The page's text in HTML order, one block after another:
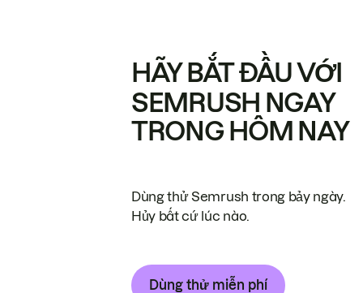
HÃY BẮT ĐẦU VỚI
SEMRUSH NGAY
TRONG HÔM NAY
Dùng thử Semrush trong bảy ngày.
Hủy bất cứ lúc nào.
Dùng thử miễn phí